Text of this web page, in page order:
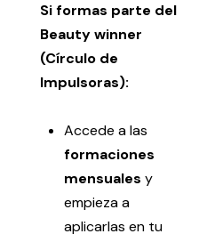
Si formas parte del
Beauty winner
(Círculo de
Impulsoras):
Accede a las
formaciones
mensuales y
empieza a
aplicarlas en tu